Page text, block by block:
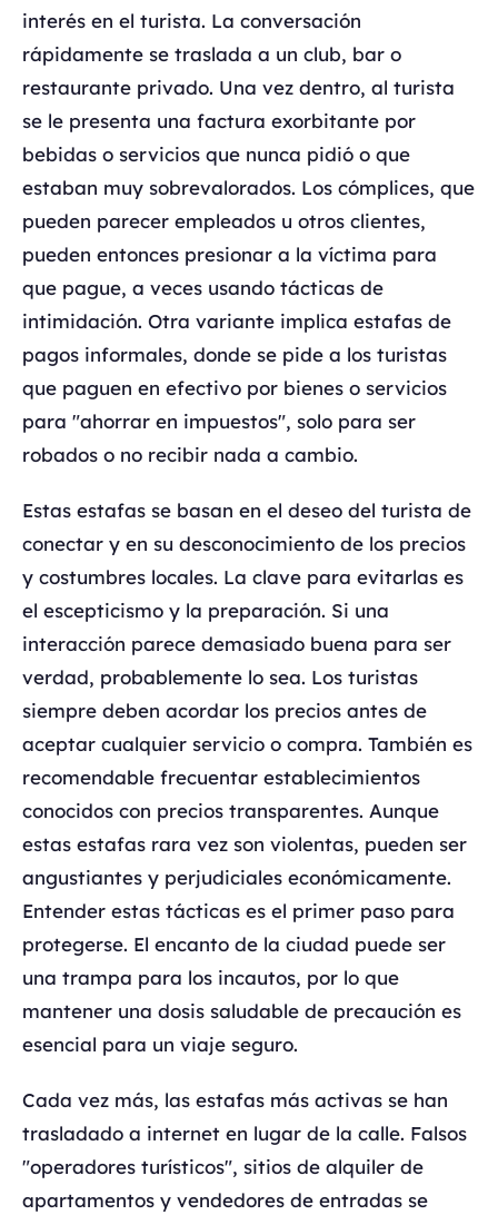
interés en el turista. La conversación
rápidamente se traslada a un club, bar o
restaurante privado. Una vez dentro, al turista
se le presenta una factura exorbitante por
bebidas o servicios que nunca pidió o que
estaban muy sobrevalorados. Los cómplices, que
pueden parecer empleados u otros clientes,
pueden entonces presionar a la víctima para
que pague, a veces usando tácticas de
intimidación. Otra variante implica estafas de
pagos informales, donde se pide a los turistas
que paguen en efectivo por bienes o servicios
para "ahorrar en impuestos", solo para ser
robados o no recibir nada a cambio.
Estas estafas se basan en el deseo del turista de
conectar y en su desconocimiento de los precios
y costumbres locales. La clave para evitarlas es
el escepticismo y la preparación. Si una
interacción parece demasiado buena para ser
verdad, probablemente lo sea. Los turistas
siempre deben acordar los precios antes de
aceptar cualquier servicio o compra. También es
recomendable frecuentar establecimientos
conocidos con precios transparentes. Aunque
estas estafas rara vez son violentas, pueden ser
angustiantes y perjudiciales económicamente.
Entender estas tácticas es el primer paso para
protegerse. El encanto de la ciudad puede ser
una trampa para los incautos, por lo que
mantener una dosis saludable de precaución es
esencial para un viaje seguro.
Cada vez más, las estafas más activas se han
trasladado a internet en lugar de la calle. Falsos
"operadores turísticos", sitios de alquiler de
apartamentos y vendedores de entradas se